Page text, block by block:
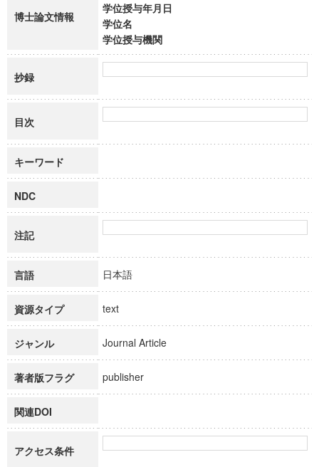
博士論文情報
学位授与年月日
学位名
学位授与機関
抄録
目次
キーワード
NDC
注記
言語 日本語
資源タイプ text
ジャンル Journal Article
著者版フラグ publisher
関連DOI
アクセス条件